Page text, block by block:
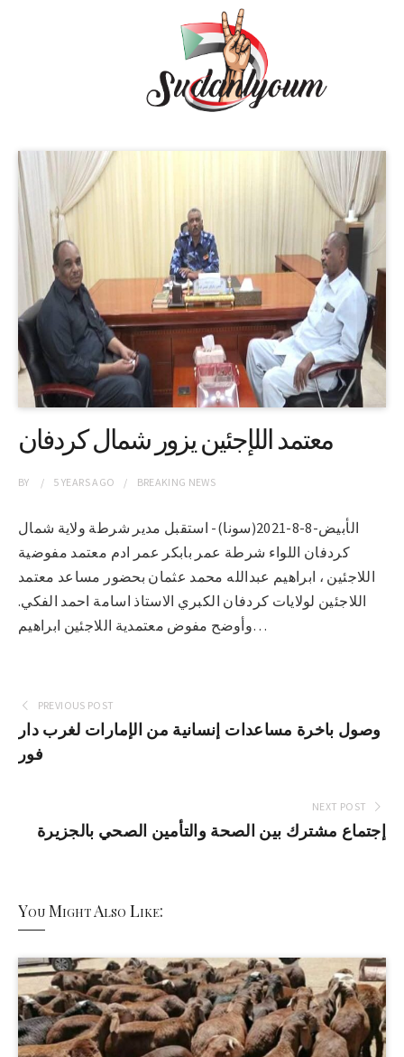
معتمد اللإجئين يزور شمال كردفان
BY 5 YEARSAGO BREAKING NEWS
الأبيض-8-8-2021(سونا)- استقبل مدير شرطة ولاية شمال
كردفان اللواء شرطة عمر بابكر عمر ادم معتمد مفوضية
اللاجئين ، ابراهيم عبدالله محمد عثمان بحضور مساعد معتمد
اللاجئين لولايات كردفان الكبري الاستاذ اسامة احمد الفكي.
وأوضح مفوض معتمدية اللاجئين ابراهيم…
PREVIOUS POST
وصول باخرة مساعدات إنسانية من الإمارات لغرب دار
فور
NEXT POST
إجتماع مشترك بين الصحة والتأمين الصحي بالجزيرة
You Might Also Like: